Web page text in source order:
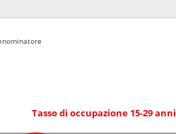
Tasso di occupazione 15-29 anni